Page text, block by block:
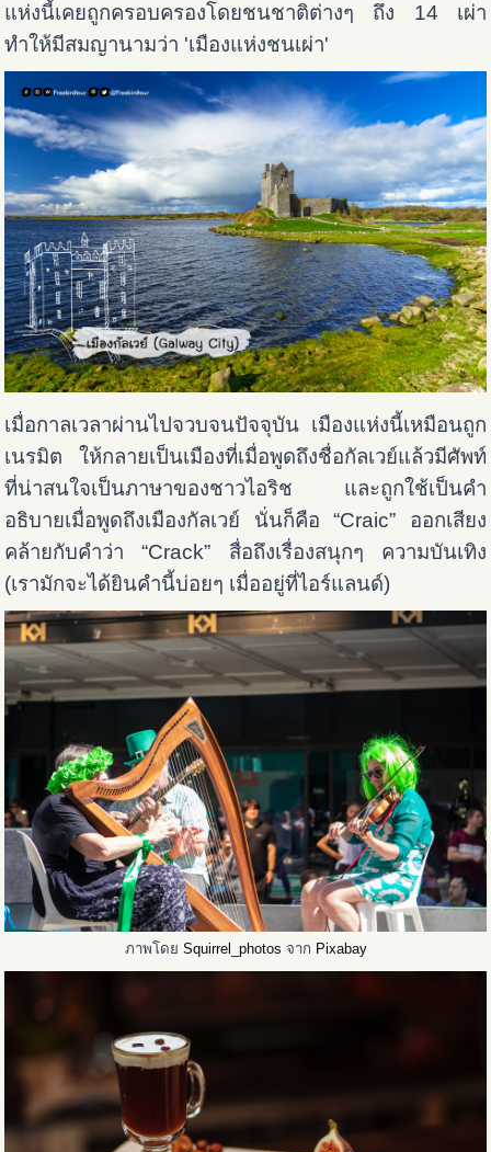
แห่งนี้เคยถูกครอบครองโดยชนชาติต่างๆ ถึง 14 เผ่า
ทำให้มีสมญานามว่า 'เมืองแห่งชนเผ่า'
เมื่อกาลเวลาผ่านไปจวบจนปัจจุบัน เมืองแห่งนี้เหมือนถูก
เนรมิต ให้กลายเป็นเมืองที่เมื่อพูดถึงชื่อกัลเวย์แล้วมีศัพท์
ที่น่าสนใจเป็นภาษาของชาวไอริช และถูกใช้เป็นคำ
อธิบายเมื่อพูดถึงเมืองกัลเวย์ นั่นก็คือ “Craic” ออกเสียง
คล้ายกับคำว่า “Crack” สื่อถึงเรื่องสนุกๆ ความบันเทิง
(เรามักจะได้ยินคำนี้บ่อยๆ เมื่ออยู่ที่ไอร์แลนด์)
ภาพโดย Squirrel_photos จาก Pixabay